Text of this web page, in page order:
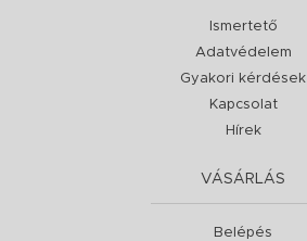
Ismertető
Adatvédelem
Gyakori kérdések
Kapcsolat
Hírek
VÁSÁRLÁS
Belépés